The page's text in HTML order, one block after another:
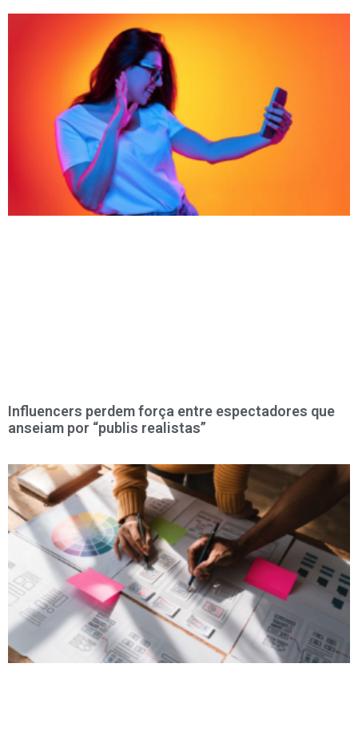
Influencers perdem força entre espectadores que
anseiam por “publis realistas”